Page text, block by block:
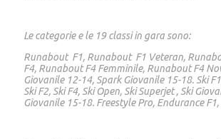
Le categorie e le 19 classi in gara sono:
Runabout F1, Runabout F1 Veteran,
F4, Runabout F4 Femminile, Runabout F4
Giovanile 12-14, Spark Giovanile 15-18. Ski
Ski F2, Ski F4, Ski Open, Ski Superjet , Ski
Giovanile 15-18. Freestyle Pro, Endurance